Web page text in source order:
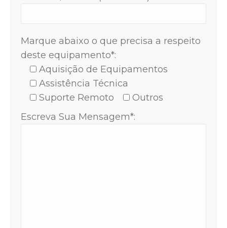
Marque abaixo o que precisa a respeito
deste equipamento*:
Aquisição de Equipamentos
Assistência Técnica
Suporte Remoto
Outros
Escreva Sua Mensagem*: